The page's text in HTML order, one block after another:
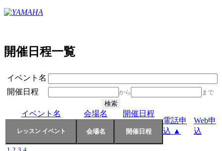
開催日程一覧
イベント名
開催日程
から まで
イベント名 会場名
開催日程
電話申
込 ▲
Web申
込